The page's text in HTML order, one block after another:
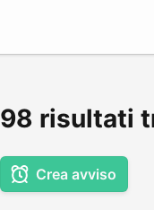
98 risultati
Crea avviso